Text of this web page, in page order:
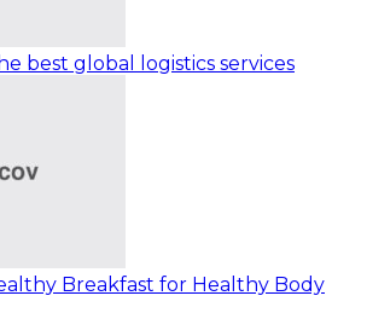
best global logistics services
Breakfast for Healthy Body